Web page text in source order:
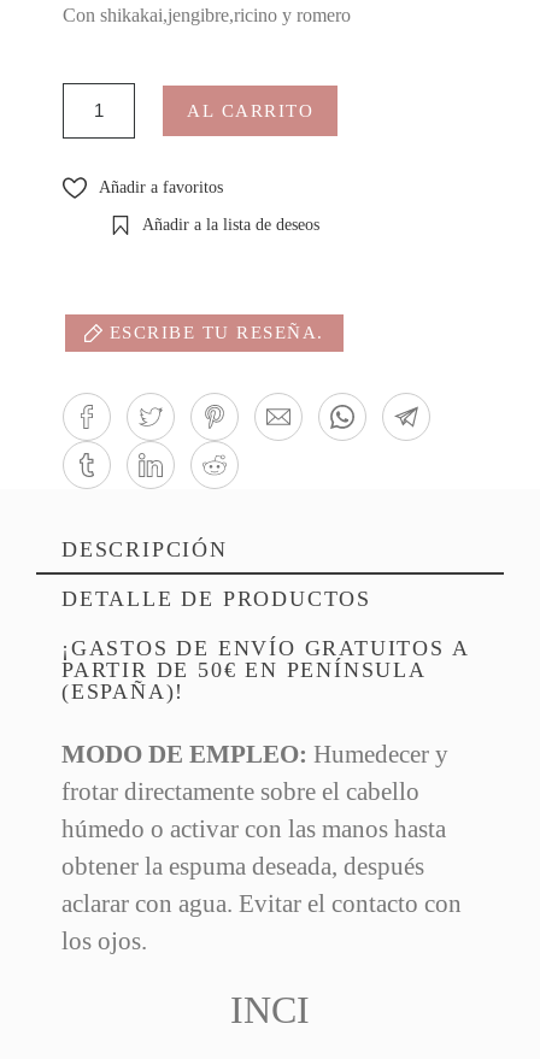
Con shikakai,jengibre,ricino y romero
AL CARRITO
Añadir a favoritos
Añadir a la lista de deseos
ESCRIBE TU RESEÑA.
DESCRIPCIÓN
DETALLE DE PRODUCTOS
¡GASTOS DE ENVÍO GRATUITOS A
PARTIR DE 50€ EN PENÍNSULA
(ESPAÑA)!
MODO DE EMPLEO: Humedecer y
frotar directamente sobre el cabello
húmedo o activar con las manos hasta
obtener la espuma deseada, después
aclarar con agua. Evitar el contacto con
los ojos.
INCI
Referencia
En Stock 208 Artículos